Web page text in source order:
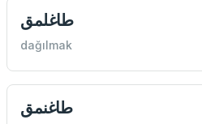
طاغلمق
dağılmak
طاغنمق